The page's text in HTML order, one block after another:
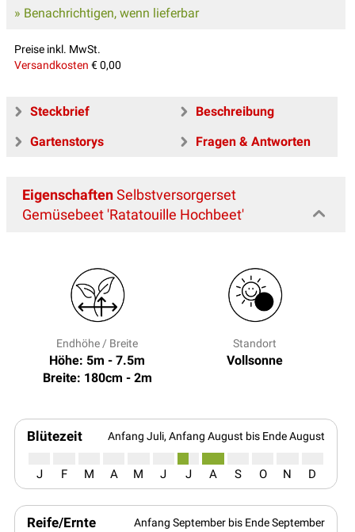
» Benachrichtigen, wenn lieferbar
Preise inkl. MwSt.
Versandkosten € 0,00
Steckbrief
Beschreibung
Gartenstorys
Fragen & Antworten
EigenschaftenSelbstversorgerset
Gemüsebeet 'Ratatouille Hochbeet'
Endhöhe / Breite
Höhe: 5m - 7.5m
Breite: 180cm - 2m
Standort
Vollsonne
Blütezeit Anfang Juli, Anfang August bis Ende August
J F M A M J J A S O N D
Reife/Ernte Anfang September bis Ende September